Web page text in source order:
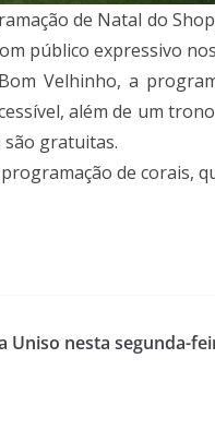
de Natal do
público expressivo
Velhinho, a
além de um
são gratuitas.
de
Uniso nesta segunda-